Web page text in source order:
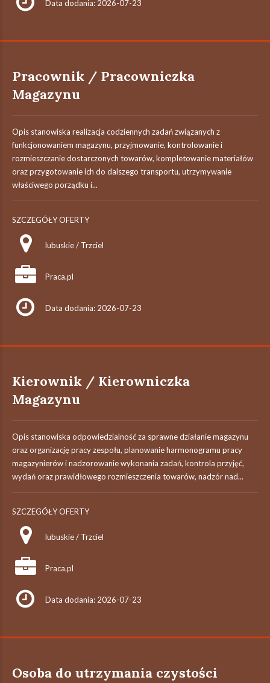
Data dodania: 2026-07-23
Pracownik / Pracowniczka
Magazynu
Opis stanowiska realizacja codziennych zadań związanych z
funkcjonowaniem magazynu, przyjmowanie, kontrolowanie i
rozmieszczanie dostarczonych towarów, kompletowanie materiałów
oraz przygotowanie ich do dalszego transportu, utrzymywanie
właściwego porządku i...
SZCZEGÓŁY OFERTY
lubuskie / Trzciel
Praca.pl
Data dodania: 2026-07-23
Kierownik / Kierowniczka
Magazynu
Opis stanowiska odpowiedzialność za sprawne działanie magazynu
oraz organizację pracy zespołu, planowanie harmonogramu pracy
magazynierów i nadzorowanie wykonania zadań, kontrola przyjęć,
wydań oraz prawidłowego rozmieszczenia towarów, nadzór nad...
SZCZEGÓŁY OFERTY
lubuskie / Trzciel
Praca.pl
Data dodania: 2026-07-23
Osoba do utrzymania czystości